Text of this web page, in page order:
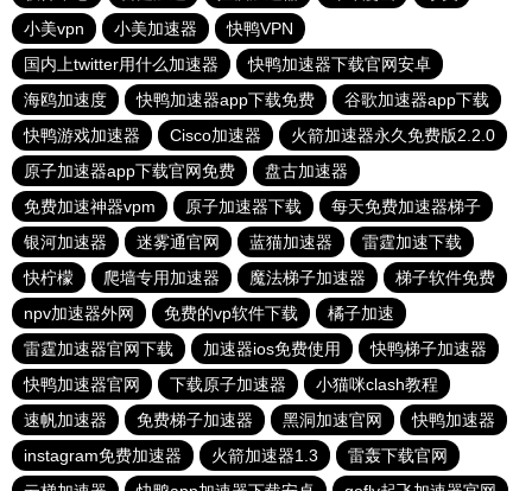
小美vpn
小美加速器
快鸭VPN
国内上twitter用什么加速器
快鸭加速器下载官网安卓
海鸥加速度
快鸭加速器app下载免费
谷歌加速器app下载
快鸭游戏加速器
Cisco加速器
火箭加速器永久免费版2.2.0
原子加速器app下载官网免费
盘古加速器
免费加速神器vpm
原子加速器下载
每天免费加速器梯子
银河加速器
迷雾通官网 蓝猫加速器
雷霆加速下载
快柠檬
爬墙专用加速器 魔法梯子加速器
梯子软件免费
npv加速器外网
免费的vp软件下载
橘子加速
雷霆加速器官网下载
加速器ios免费使用
快鸭梯子加速器
快鸭加速器官网
下载原子加速器
小猫咪clash教程
速帆加速器
免费梯子加速器 黑洞加速官网
快鸭加速器
instagram免费加速器
火箭加速器1.3
雷轰下载官网